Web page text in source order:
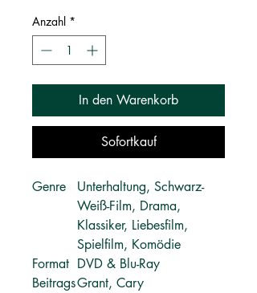
Anzahl *
In den Warenkorb
Sofortkauf
Genre
Unterhaltung, Schwarz-
Weiß-Film, Drama,
Klassiker, Liebesfilm,
Spielfilm, Komödie
Format DVD & Blu-Ray
BeitragsGrant, Cary